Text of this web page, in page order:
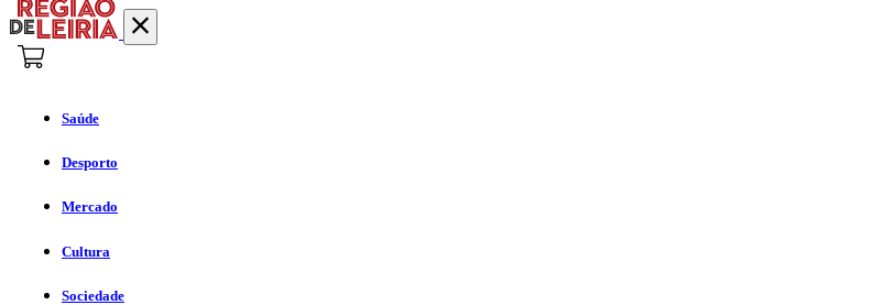
Saúde
Desporto
Mercado
Cultura
Sociedade